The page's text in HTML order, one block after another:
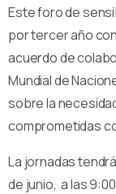
Este foro de
por tercer año
acuerdo de
Mundial de
sobre la
comprometidas
La jornadas
de junio, a las